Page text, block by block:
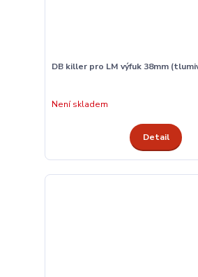
DB killer pro LM výfuk 38mm
Není skladem
Detail